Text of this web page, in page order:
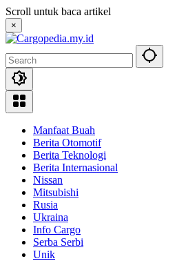
Skip
to
content
Scroll untuk baca artikel
×
Manfaat Buah
Berita Otomotif
Berita Teknologi
Berita Internasional
Nissan
Mitsubishi
Rusia
Ukraina
Info Cargo
Serba Serbi
Unik